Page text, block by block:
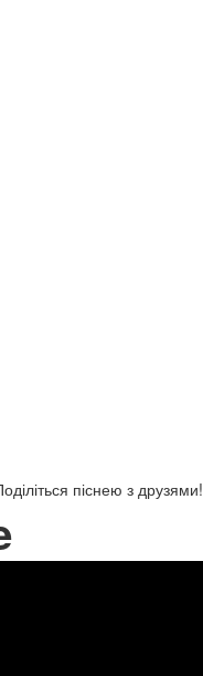
піснею з друзями!